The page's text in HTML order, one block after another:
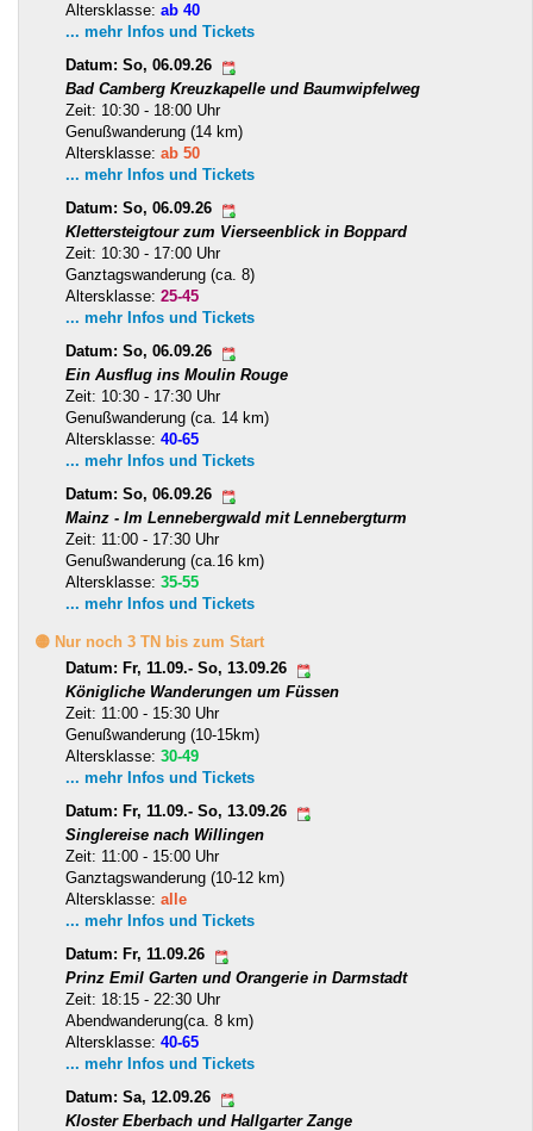
Altersklasse: ab 40
... mehr Infos und Tickets
Datum: So, 06.09.26
Bad Camberg Kreuzkapelle und Baumwipfelweg
Zeit: 10:30 - 18:00 Uhr
Genußwanderung (14 km)
Altersklasse: ab 50
... mehr Infos und Tickets
Datum: So, 06.09.26
Klettersteigtour zum Vierseenblick in Boppard
Zeit: 10:30 - 17:00 Uhr
Ganztagswanderung (ca. 8)
Altersklasse: 25-45
... mehr Infos und Tickets
Datum: So, 06.09.26
Ein Ausflug ins Moulin Rouge
Zeit: 10:30 - 17:30 Uhr
Genußwanderung (ca. 14 km)
Altersklasse: 40-65
... mehr Infos und Tickets
Datum: So, 06.09.26
Mainz - Im Lennebergwald mit Lennebergturm
Zeit: 11:00 - 17:30 Uhr
Genußwanderung (ca.16 km)
Altersklasse: 35-55
... mehr Infos und Tickets
🟡 Nur noch 3 TN bis zum Start
Datum: Fr, 11.09.- So, 13.09.26
Königliche Wanderungen um Füssen
Zeit: 11:00 - 15:30 Uhr
Genußwanderung (10-15km)
Altersklasse: 30-49
... mehr Infos und Tickets
Datum: Fr, 11.09.- So, 13.09.26
Singlereise nach Willingen
Zeit: 11:00 - 15:00 Uhr
Ganztagswanderung (10-12 km)
Altersklasse: alle
... mehr Infos und Tickets
Datum: Fr, 11.09.26
Prinz Emil Garten und Orangerie in Darmstadt
Zeit: 18:15 - 22:30 Uhr
Abendwanderung(ca. 8 km)
Altersklasse: 40-65
... mehr Infos und Tickets
Datum: Sa, 12.09.26
Kloster Eberbach und Hallgarter Zange